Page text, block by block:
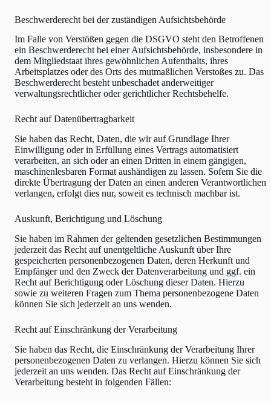
Beschwerde­recht bei der zuständigen Aufsichts­behörde
Im Falle von Verstößen gegen die DSGVO steht den Betroffenen
ein Beschwerderecht bei einer Aufsichtsbehörde, insbesondere in
dem Mitgliedstaat ihres gewöhnlichen Aufenthalts, ihres
Arbeitsplatzes oder des Orts des mutmaßlichen Verstoßes zu. Das
Beschwerderecht besteht unbeschadet anderweitiger
verwaltungsrechtlicher oder gerichtlicher Rechtsbehelfe.
Recht auf Daten­übertrag­barkeit
Sie haben das Recht, Daten, die wir auf Grundlage Ihrer
Einwilligung oder in Erfüllung eines Vertrags automatisiert
verarbeiten, an sich oder an einen Dritten in einem gängigen,
maschinenlesbaren Format aushändigen zu lassen. Sofern Sie die
direkte Übertragung der Daten an einen anderen Verantwortlichen
verlangen, erfolgt dies nur, soweit es technisch machbar ist.
Auskunft, Berichtigung und Löschung
Sie haben im Rahmen der geltenden gesetzlichen Bestimmungen
jederzeit das Recht auf unentgeltliche Auskunft über Ihre
gespeicherten personenbezogenen Daten, deren Herkunft und
Empfänger und den Zweck der Datenverarbeitung und ggf. ein
Recht auf Berichtigung oder Löschung dieser Daten. Hierzu
sowie zu weiteren Fragen zum Thema personenbezogene Daten
können Sie sich jederzeit an uns wenden.
Recht auf Einschränkung der Verarbeitung
Sie haben das Recht, die Einschränkung der Verarbeitung Ihrer
personenbezogenen Daten zu verlangen. Hierzu können Sie sich
jederzeit an uns wenden. Das Recht auf Einschränkung der
Verarbeitung besteht in folgenden Fällen: